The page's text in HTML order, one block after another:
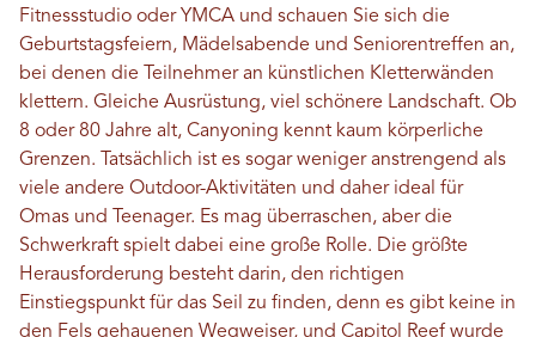
Fitnessstudio oder YMCA und schauen Sie sich die
Geburtstagsfeiern, Mädelsabende und Seniorentreffen an,
bei denen die Teilnehmer an künstlichen Kletterwänden
klettern. Gleiche Ausrüstung, viel schönere Landschaft. Ob
8 oder 80 Jahre alt, Canyoning kennt kaum körperliche
Grenzen. Tatsächlich ist es sogar weniger anstrengend als
viele andere Outdoor-Aktivitäten und daher ideal für
Omas und Teenager. Es mag überraschen, aber die
Schwerkraft spielt dabei eine große Rolle. Die größte
Herausforderung besteht darin, den richtigen
Einstiegspunkt für das Seil zu finden, denn es gibt keine in
den Fels gehauenen Wegweiser, und Capitol Reef wurde